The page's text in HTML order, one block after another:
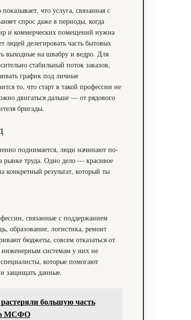
показывает, что услуга, связанная с
спрос даже в периоды, когда
и коммерческих помещений нужна
делегировать часть бытовых
выходные на швабру и ведро. Для
стабильный поток заказов,
график под личные
то, что старт в такой профессии не
двигаться дальше — от рядового
бригады.
поднимается, люди начинают по-
рынке труда. Одно дело — красивое
результат, который ты
связанные с поддержанием
образование, логистика, ремонт
бюджеты, совсем отказаться от
инженерным системам у них не
которые помогают
и защищать данные.
большую часть
МСФО